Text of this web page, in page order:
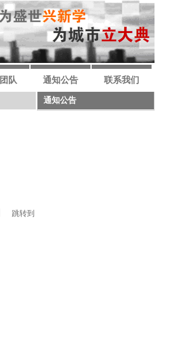
队 通知公告 联系我们
跳转到
通知公告